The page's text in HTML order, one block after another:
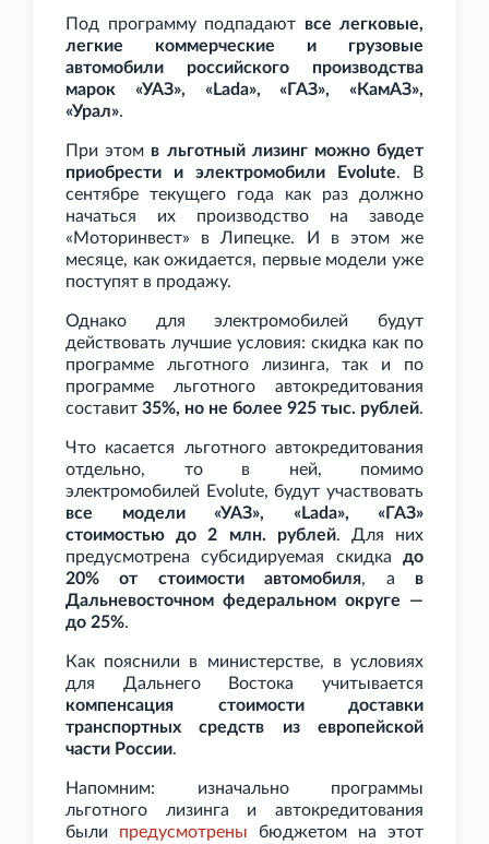
Под программу подпадают все легковые,
легкие коммерческие и грузовые
автомобили российского производства
марок «УАЗ», «Lada», «ГАЗ», «КамАЗ»,
«Урал».
При этом в льготный лизинг можно будет
приобрести и электромобили Evolute. В
сентябре текущего года как раз должно
начаться их производство на заводе
«Моторинвест» в Липецке. И в этом же
месяце, как ожидается, первые модели уже
поступят в продажу.
Однако для электромобилей будут
действовать лучшие условия: скидка как по
программе льготного лизинга, так и по
программе льготного автокредитования
составит 35%, но не более 925 тыс. рублей.
Что касается льготного автокредитования
отдельно, то в ней, помимо
электромобилей Evolute, будут участвовать
все модели «УАЗ», «Lada», «ГАЗ»
стоимостью до 2
млн. рублей. Для них
предусмотрена субсидируемая скидка до
20% от стоимости автомобиля, а в
Дальневосточном федеральном округе —
до 25%.
Как пояснили в министерстве, в условиях
для Дальнего Востока учитывается
компенсация стоимости доставки
транспортных средств из европейской
части России.
Напомним: изначально программы
льготного лизинга и автокредитования
были предусмотрены бюджетом на этот